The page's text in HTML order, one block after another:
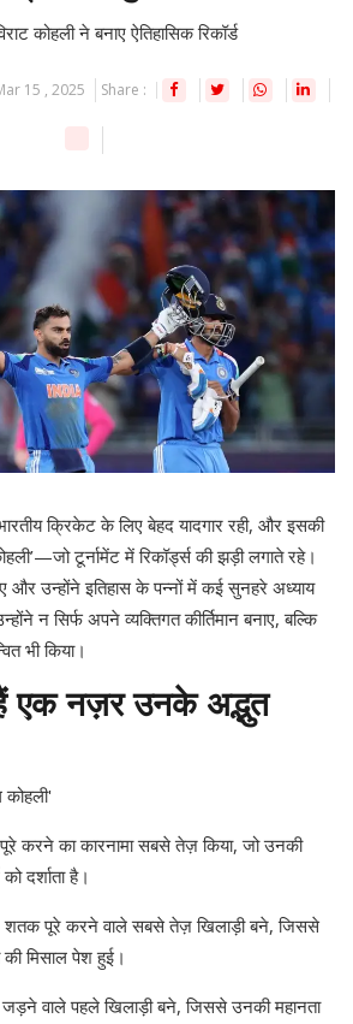
कोहली ने बनाए ऐतिहासिक रिकॉर्ड
15 , 2025 Share :
क्रिकेट के लिए बेहद यादगार रही, और इसकी
टूर्नामेंट में रिकॉर्ड्स की झड़ी लगाते रहे।
उन्होंने इतिहास के पन्नों में कई सुनहरे अध्याय
न सिर्फ अपने व्यक्तिगत कीर्तिमान बनाए, बल्कि
भी किया।
एक नज़र उनके अद्भुत
करने का कारनामा सबसे तेज़ किया, जो उनकी
दर्शाता है।
शतक पूरे करने वाले सबसे तेज़ खिलाड़ी बने, जिससे
मिसाल पेश हुई।
वाले पहले खिलाड़ी बने, जिससे उनकी महानता